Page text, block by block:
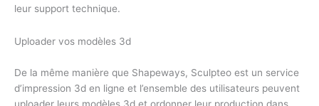
leur support technique.
Uploader vos modèles 3d
De la même manière que Shapeways, Sculpteo est un service
d’impression 3d en ligne et l’ensemble des utilisateurs peuvent